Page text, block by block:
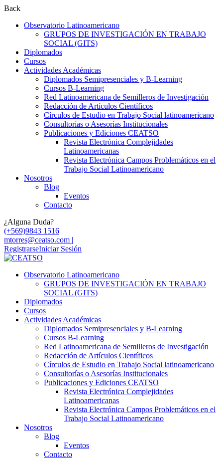
Back
Observatorio Latinoamericano
GRUPOS DE INVESTIGACIÓN EN TRABAJO
SOCIAL (GITS)
Diplomados
Cursos
Actividades Académicas
Diplomados Semipresenciales y B-Learning
Cursos B-Learning
Red Latinoamericana de Semilleros de Investigación
Redacción de Artículos Científicos
Círculos de Estudio en Trabajo Social latinoamericano
Consultorías o Asesorías Institucionales
Publicaciones y Ediciones CEATSO
Revista Electrónica Complejidades
Latinoamericanas
Revista Electrónica Campos Problemáticos en el
Trabajo Social Latinoamericano
Nosotros
Blog
Eventos
Contacto
¿Alguna Duda?
(+569)9843 1516
mtorres@ceatso.com |
RegistrarseIniciar Sesión
Observatorio Latinoamericano
GRUPOS DE INVESTIGACIÓN EN TRABAJO
SOCIAL (GITS)
Diplomados
Cursos
Actividades Académicas
Diplomados Semipresenciales y B-Learning
Cursos B-Learning
Red Latinoamericana de Semilleros de Investigación
Redacción de Artículos Científicos
Círculos de Estudio en Trabajo Social latinoamericano
Consultorías o Asesorías Institucionales
Publicaciones y Ediciones CEATSO
Revista Electrónica Complejidades
Latinoamericanas
Revista Electrónica Campos Problemáticos en el
Trabajo Social Latinoamericano
Nosotros
Blog
Eventos
Contacto